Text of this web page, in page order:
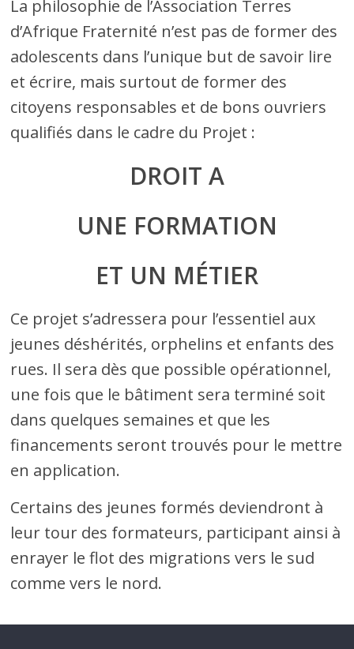
La philosophie de l’Association Terres
d’Afrique Fraternité n’est pas de former des
adolescents dans l’unique but de savoir lire
et écrire, mais surtout de former des
citoyens responsables et de bons ouvriers
qualifiés dans le cadre du Projet :
DROIT A
UNE FORMATION
ET UN MÉTIER
Ce projet s’adressera pour l’essentiel aux
jeunes déshérités, orphelins et enfants des
rues. Il sera dès que possible opérationnel,
une fois que le bâtiment sera terminé soit
dans quelques semaines et que les
financements seront trouvés pour le mettre
en application.
Certains des jeunes formés deviendront à
leur tour des formateurs, participant ainsi à
enrayer le flot des migrations vers le sud
comme vers le nord.